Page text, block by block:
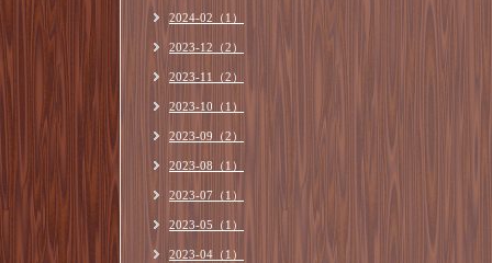
2024-02（1）
2023-12（2）
2023-11（2）
2023-10（1）
2023-09（2）
2023-08（1）
2023-07（1）
2023-05（1）
2023-04（1）